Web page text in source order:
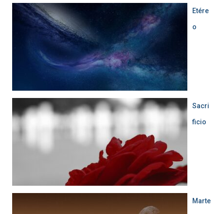
Etére
o
Sacri
ficio
Marte